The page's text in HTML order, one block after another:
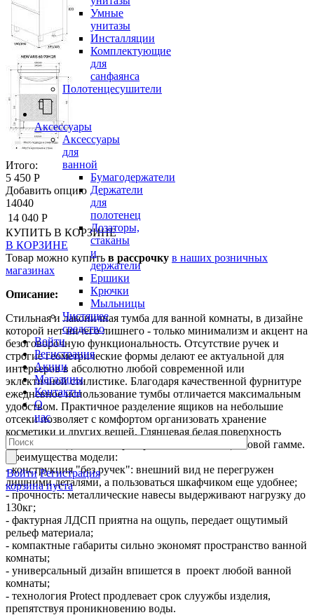
Умные
унитазы
Инсталляции
Комплектующие
для
санфаянса
Полотенцесушители
Аксессуары
Аксессуары
для
ванной
Бумагодержатели
Держатели
для
полотенец
Дозаторы,
стаканы
и
держатели
Ершики
Крючки
Мыльницы
Чистящее
средство
Войти
Регистрация
Акции
Магазины
Контакты
О
нас
Войти Регистрация
корзина пуста
Итого:
5 450 Р
Добавить опцию
14040
14 040 Р
КУПИТЬ В КОРЗИНЕ
В КОРЗИНЕ
Товар можно купить в рассрочку в наших розничных
магазинах
Описание:
Стильная и лаконичная тумба для ванной комнаты, в дизайне
которой нет ничего лишнего - только минимализм и акцент на
безоговорочную функциональность. Отсутствие ручек и
строгие геометрические формы делают ее актуальной для
интерьеров в абсолютно любой современной или
эклектичной стилистике. Благодаря качественной фурнитуре
ежедневное использование тумбы отличается максимальным
удобством. Практичное разделение ящиков на небольшие
отсеки позволяет с комфортом организовать хранение
косметики и других вещей. Глянцевая белая поверхность
гармонично дополнит пространства в любой цветовой гамме.
Преимущества модели:
- конструкция "без ручек": внешний вид не перегружен
лишними деталями, а пользоваться шкафчиком еще удобнее;
- прочность: металлические навесы выдерживают нагрузку до
130кг;
- фактурная ЛДСП приятна на ощупь, передает ощутимый
рельеф материала;
- компактные габариты сильно экономят пространство ванной
комнаты;
- универсальный дизайн впишется в проект любой ванной
комнаты;
- технология Protect продлевает срок слуужбы изделия,
препятствуя проникновению воды.